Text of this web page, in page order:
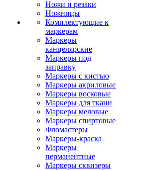
Ножи и резаки
Ножницы
Комплектующие к
маркерам
Маркеры
канцелярские
Маркеры под
заправку
Маркеры с кистью
Маркеры акриловые
Маркеры восковые
Маркеры для ткани
Маркеры меловые
Маркеры спиртовые
Фломастеры
Маркеры-краска
Маркеры
перманентные
Маркеры сквизеры